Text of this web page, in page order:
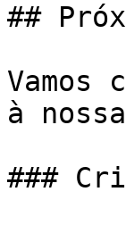
##
Vamos
à
###